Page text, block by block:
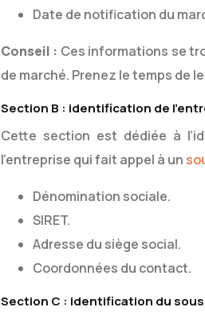
Date de notification du
Conseil : Ces informations se
de marché. Prenez le temps de
Section B : identification de
Cette section est dédiée à
l’entreprise qui fait appel à un
Dénomination sociale.
SIRET.
Adresse du siège social.
Coordonnées du contact.
Section C : identification du